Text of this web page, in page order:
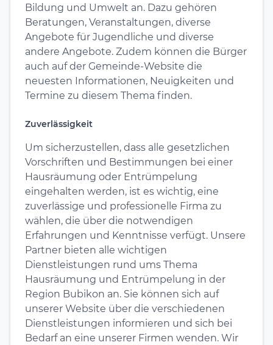
Bildung und Umwelt an. Dazu gehören
Beratungen, Veranstaltungen, diverse
Angebote für Jugendliche und diverse
andere Angebote. Zudem können die Bürger
auch auf der Gemeinde-Website die
neuesten Informationen, Neuigkeiten und
Termine zu diesem Thema finden.
Zuverlässigkeit
Um sicherzustellen, dass alle gesetzlichen
Vorschriften und Bestimmungen bei einer
Hausräumung oder Entrümpelung
eingehalten werden, ist es wichtig, eine
zuverlässige und professionelle Firma zu
wählen, die über die notwendigen
Erfahrungen und Kenntnisse verfügt. Unsere
Partner bieten alle wichtigen
Dienstleistungen rund ums Thema
Hausräumung und Entrümpelung in der
Region Bubikon an. Sie können sich auf
unserer Website über die verschiedenen
Dienstleistungen informieren und sich bei
Bedarf an eine unserer Firmen wenden. Wir